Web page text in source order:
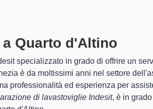
Quarto D'Altino
di garantire al cliente esperienza
della tua lavastoviglie